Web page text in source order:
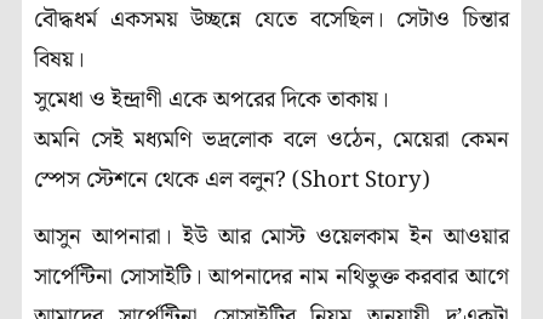
বৌদ্ধধর্ম একসময় উচ্ছন্নে যেতে বসেছিল। সেটাও চিন্তার
বিষয়।
সুমেধা ও ইন্দ্রাণী একে অপরের দিকে তাকায়।
অমনি সেই মধ্যমণি ভদ্রলোক বলে ওঠেন, মেয়েরা কেমন
স্পেস স্টেশনে থেকে এল বলুন? (Short Story)
আসুন আপনারা। ইউ আর মোস্ট ওয়েলকাম ইন আওয়ার
সার্পেন্টিনা সোসাইটি। আপনাদের নাম নথিভুক্ত করবার আগে